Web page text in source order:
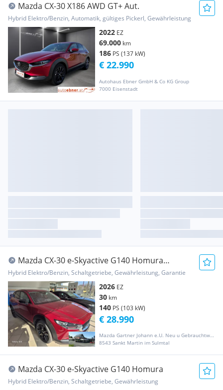
Mazda CX-30 X186 AWD GT+ Aut.
Hybrid Elektro/Benzin, Automatik, gültiges Pickerl, Gewährleistung
2022 EZ
69.000 km
186 PS (137 kW)
Autohaus Ebner GmbH & Co KG Group
7000 Eisenstadt
€ 22.990
Mazda CX-30 e-Skyactive G140 Homura
Tageszulassung!!!!!
Hybrid Elektro/Benzin, Schaltgetriebe, Gewährleistung, Garantie
2026 EZ
30 km
140 PS (103 kW)
Mazda Gartner Johann e.U. Neu u Gebrauchtwagen,Abschleppdienst;Mazda Gebrauchtteile
8543 Sankt Martin im Sulmtal
€ 28.990
Mazda CX-30 e-Skyactive G140 Homura
Hybrid Elektro/Benzin, Schaltgetriebe, Gewährleistung